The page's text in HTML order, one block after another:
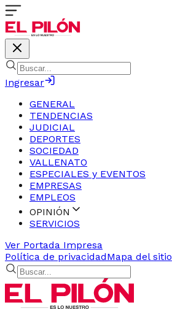
Ingresar
GENERAL
TENDENCIAS
JUDICIAL
DEPORTES
SOCIEDAD
VALLENATO
ESPECIALES y EVENTOS
EMPRESAS
EMPLEOS
OPINIÓN
SERVICIOS
Ver Portada Impresa
Política de privacidadMapa del sitio